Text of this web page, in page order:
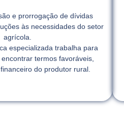
e prorrogação de dívidas
às necessidades do setor
agrícola.
especializada trabalha para
termos favoráveis,
do produtor rural.